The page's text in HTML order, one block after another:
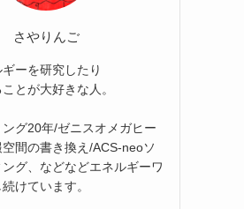
さやりんご
ーを研究したり
とが大好きな人。
グ20年/ゼニスオメガヒー
空間の書き換え/ACS-neoソ
グ、などなどエネルギーワ
けています。